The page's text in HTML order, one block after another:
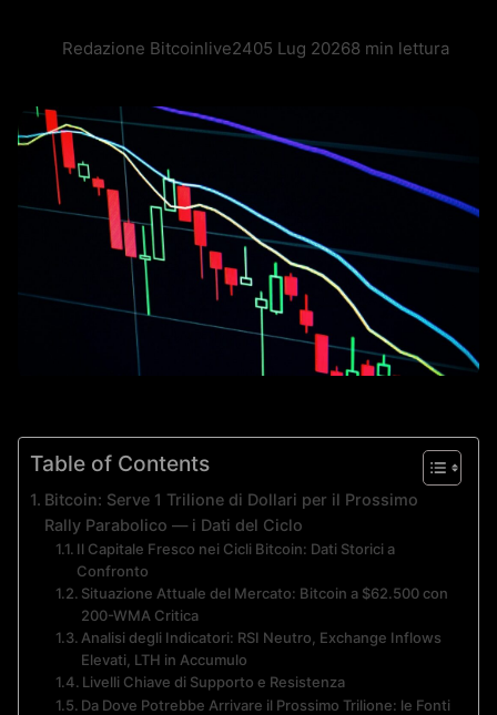
Redazione Bitcoinlive2405 Lug 20268 min lettura
Table of Contents
Bitcoin: Serve 1 Trilione di Dollari per il Prossimo
Rally Parabolico — i Dati del Ciclo
Il Capitale Fresco nei Cicli Bitcoin: Dati Storici a
Confronto
Situazione Attuale del Mercato: Bitcoin a $62.500 con
200-WMA Critica
Analisi degli Indicatori: RSI Neutro, Exchange Inflows
Elevati, LTH in Accumulo
Livelli Chiave di Supporto e Resistenza
Da Dove Potrebbe Arrivare il Prossimo Trilione: le Fonti